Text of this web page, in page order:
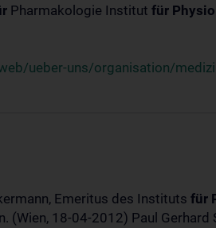
Pharmakologie Institut für
ueber-uns/organisation/
Emeritus des Instituts für
(Wien, 18-04-2012) Paul